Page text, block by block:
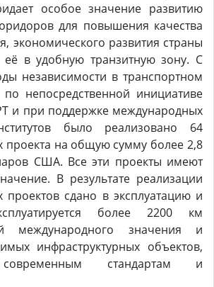
особое значение развитию
для повышения качества
экономического развития страны
в удобную транзитную зону. С
независимости в транспортном
по непосредственной инициативе
и при поддержке международных
было реализовано 64
проекта на общую сумму более 2,8
США. Все эти проекты имеют
В результате реализации
проектов сдано в эксплуатацию и
более 2200 км
международного значения и
инфраструктурных объектов,
стандартам и